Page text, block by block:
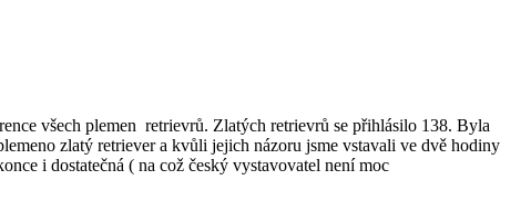
všech plemen retrievrů. Zlatých retrievrů se přihlásilo 138. Byla
zlatý retriever a kvůli jejich názoru jsme vstavali ve dvě hodiny
i dostatečná ( na což český vystavovatel není moc